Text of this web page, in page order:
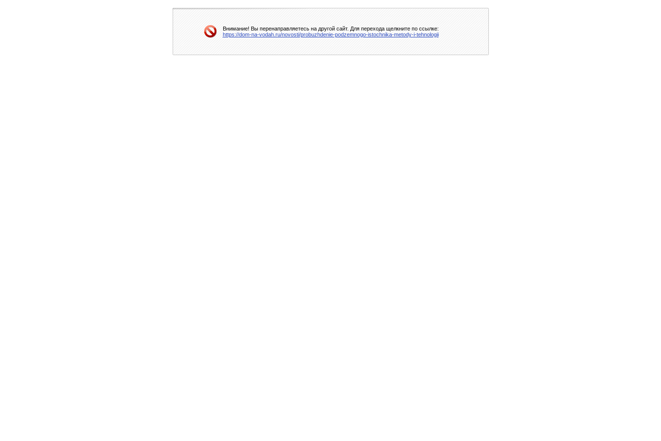
Внимание! Вы перенаправляетесь на другой сайт. Для перехода щелкните по ссылке:
https://dom-na-vodah.ru/novosti/probuzhdenie-podzemnogo-istochnika-metody-i-tehnologii